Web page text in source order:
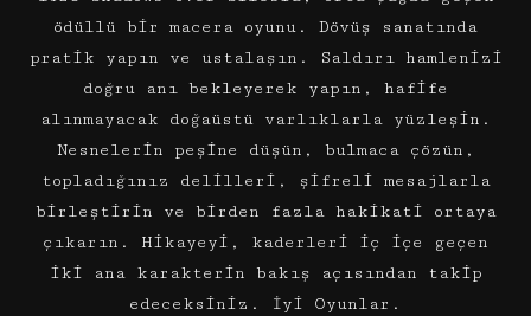
ödüllü bir macera oyunu. Dövüş sanatında
pratik yapın ve ustalaşın. Saldırı hamlenizi
doğru anı bekleyerek yapın, hafife
alınmayacak doğaüstü varlıklarla yüzleşin.
Nesnelerin peşine düşün, bulmaca çözün,
topladığınız delilleri, şifreli mesajlarla
birleştirin ve birden fazla hakikati ortaya
çıkarın. Hikayeyi, kaderleri iç içe geçen
iki ana karakterin bakış açısından takip
edeceksiniz. İyi Oyunlar.